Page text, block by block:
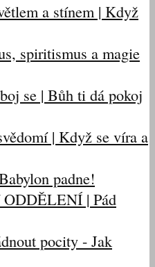
a stínem | Když
spiritismus a magie
se | Bůh ti dá pokoj
| Když se víra a
padne!
| Pád
pocity - Jak